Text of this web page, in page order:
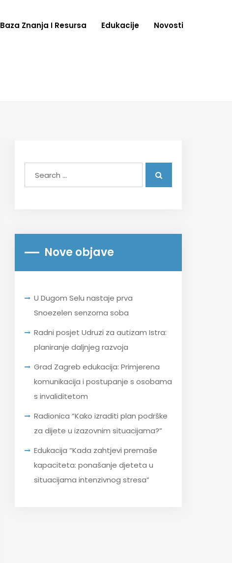
Baza Znanja I Resursa Edukacije Novosti
Nove objave
U Dugom Selu nastaje prva
Snoezelen senzorna soba
Radni posjet Udruzi za autizam Istra:
planiranje daljnjeg razvoja
Grad Zagreb edukacija: Primjerena
komunikacija i postupanje s osobama
s invaliditetom
Radionica “Kako izraditi plan podrške
za dijete u izazovnim situacijama?”
Edukacija “Kada zahtjevi premaše
kapaciteta: ponašanje djeteta u
situacijama intenzivnog stresa”